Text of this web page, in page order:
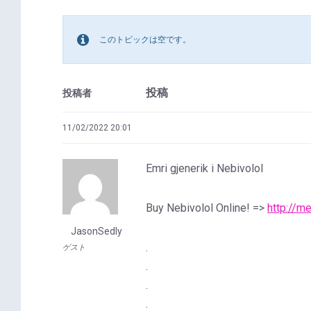
このトピックは空です。
投稿者 投稿
11/02/2022 20:01
JasonSedly
ゲスト
Emri gjenerik i Nebivolol
Buy Nebivolol Online! => http://
.
.
.
.